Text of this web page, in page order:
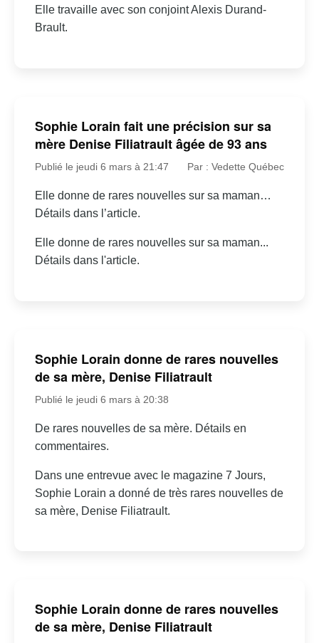
Elle travaille avec son conjoint Alexis Durand-
Brault.
Sophie Lorain fait une précision sur sa
mère Denise Filiatrault âgée de 93 ans
Publié le jeudi 6 mars à 21:47 Par : Vedette Québec
Elle donne de rares nouvelles sur sa maman…
Détails dans l’article.
Elle donne de rares nouvelles sur sa maman...
Détails dans l'article.
Sophie Lorain donne de rares nouvelles
de sa mère, Denise Filiatrault
Publié le jeudi 6 mars à 20:38
De rares nouvelles de sa mère. Détails en
commentaires.
Dans une entrevue avec le magazine 7 Jours,
Sophie Lorain a donné de très rares nouvelles de
sa mère, Denise Filiatrault.
Sophie Lorain donne de rares nouvelles
de sa mère, Denise Filiatrault